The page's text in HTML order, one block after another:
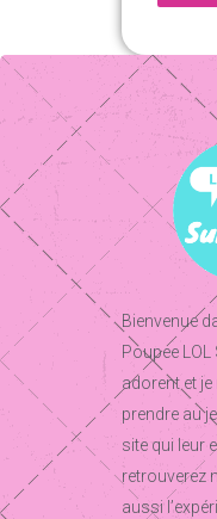
Bienvenue
Poupee
adorent et
prendre au
site qui leur
retrouverez
aussi